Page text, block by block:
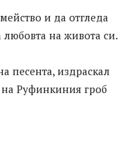
и да отгледа
любовта на живота си.
песента, издраскал
на Руфинкиния гроб